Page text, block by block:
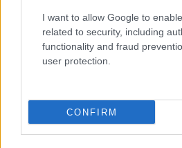
I want to allow Google to
related to security, including
functionality and fraud
user protection.
CONFIRM